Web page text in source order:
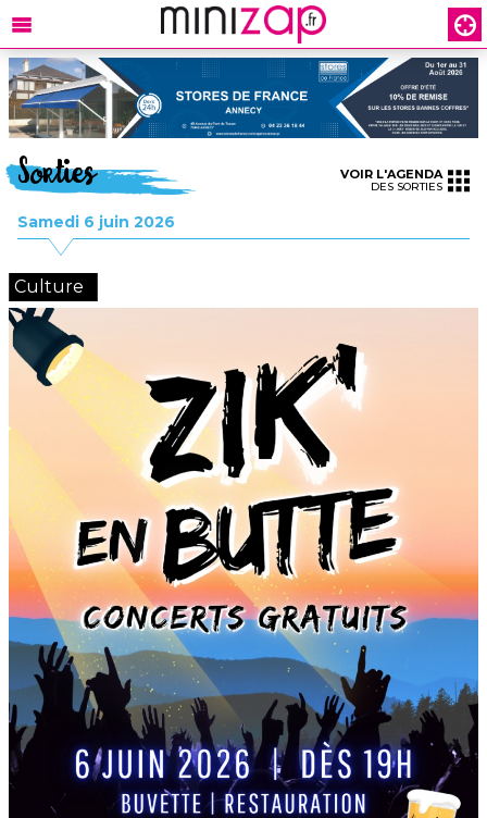
Sorties
Samedi 6 juin 2026
VOIR L'AGENDA
DES SORTIES
Culture